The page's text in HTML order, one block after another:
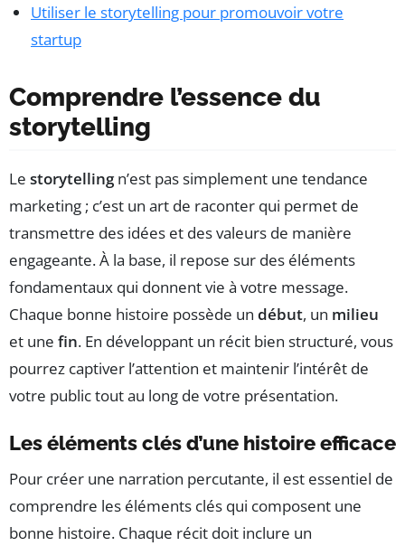
Utiliser le storytelling pour promouvoir votre
startup
Comprendre l’essence du
storytelling
Le storytellingn’est pas simplement une tendance
marketing ; c’est un art de raconter qui permet de
transmettre des idées et des valeurs de manière
engageante. À la base, il repose sur des éléments
fondamentaux qui donnent vie à votre message.
Chaque bonne histoire possède un début, un milieu
et une fin. En développant un récit bien structuré, vous
pourrez captiver l’attention et maintenir l’intérêt de
votre public tout au long de votre présentation.
Les éléments clés d’une histoire efficace
Pour créer une narration percutante, il est essentiel de
comprendre les éléments clés qui composent une
bonne histoire. Chaque récit doit inclure un